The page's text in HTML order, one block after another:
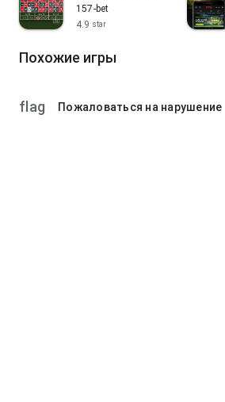
157-bet
4.9 star
Похожие игры
flag Пожаловаться на нарушение